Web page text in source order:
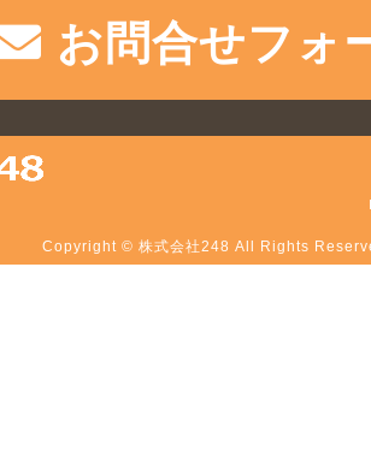
お問合せフォ
Copyright © 株式会社248 All Rights